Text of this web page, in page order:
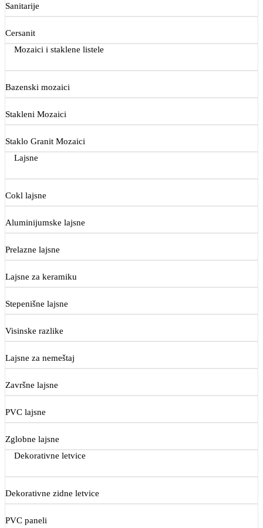
Sanitarije
Cersanit
Mozaici i staklene listele
Bazenski mozaici
Stakleni Mozaici
Staklo Granit Mozaici
Lajsne
Cokl lajsne
Aluminijumske lajsne
Prelazne lajsne
Lajsne za keramiku
Stepenišne lajsne
Visinske razlike
Lajsne za nemeštaj
Završne lajsne
PVC lajsne
Zglobne lajsne
Dekorativne letvice
Dekorativne zidne letvice
PVC paneli